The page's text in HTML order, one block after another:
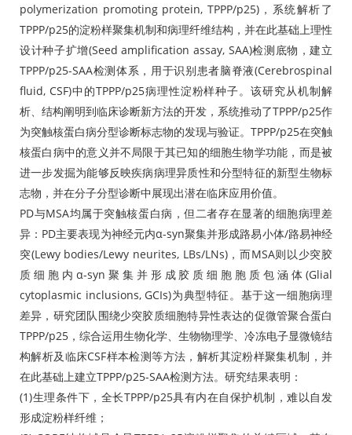
polymerization promoting protein, TPPP/p25)，系统解析了
TPPP/p25的淀粉样聚集机制和病理纤维结构，并在此基础上理性
设计种子扩增(Seed amplification assay, SAA)检测底物，建立
TPPP/p25-SAA检测体系，用于识别患者脑脊液(Cerebrospinal
fluid, CSF)中的TPPP/p25病理性淀粉样种子。该研究从机制解
析、结构阐明到临床诊断新方法的开发，系统推动了TPPP/p25作
为突触核蛋白病分型诊断标志物的发现与验证。TPPP/p25在突触
核蛋白病中的意义并不局限于其已知的细胞生物学功能，而是被
进一步发掘为能够反映疾病病理异质性和分型特征的新型生物标
志物，并在分子分型诊断中展现出潜在临床应用价值。
PD与MSA均属于突触核蛋白病，但二者存在显著的细胞病理差
异：PD主要表现为神经元内α-syn聚集并形成路易小体/路易神经
突(Lewy bodies/Lewy neurites, LBs/LNs)，而MSA则以少突胶
质细胞内α-syn聚集并形成胶质细胞胞质包涵体(Glial
cytoplasmic inclusions, GCIs)为典型特征。基于这一细胞病理
差异，研究团队围绕少突胶质细胞特异性表达的促微管聚合蛋白
TPPP/p25，综合运用生物化学、生物物理学、冷冻电子显微镜结
构解析及临床CSF样本检测等方法，解析其淀粉样聚集机制，并
在此基础上建立TPPP/p25-SAA检测方法。研究结果表明：
(1)生理条件下，全长TPPP/p25具有内在自保护机制，难以自发
形成淀粉样纤维；